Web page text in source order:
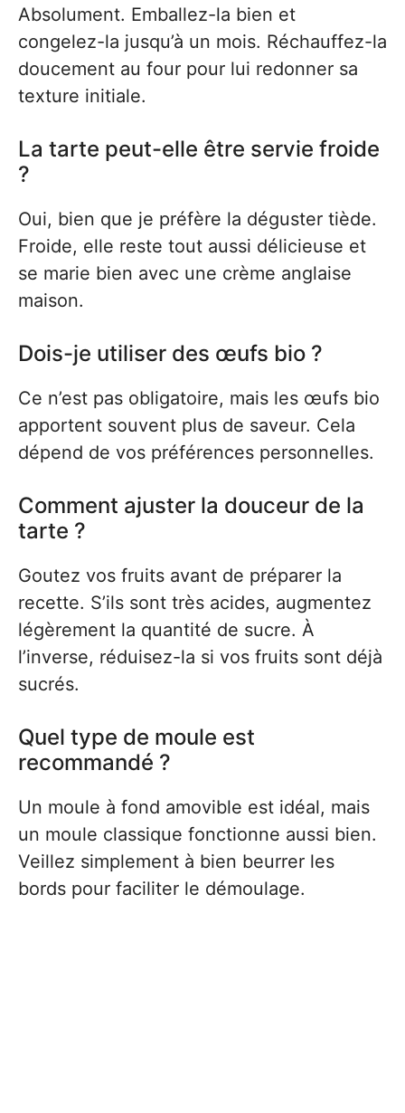
Absolument. Emballez-la bien et
congelez-la jusqu’à un mois. Réchauffez-la
doucement au four pour lui redonner sa
texture initiale.
La tarte peut-elle être servie froide
?
Oui, bien que je préfère la déguster tiède.
Froide, elle reste tout aussi délicieuse et
se marie bien avec une crème anglaise
maison.
Dois-je utiliser des œufs bio ?
Ce n’est pas obligatoire, mais les œufs bio
apportent souvent plus de saveur. Cela
dépend de vos préférences personnelles.
Comment ajuster la douceur de la
tarte ?
Goutez vos fruits avant de préparer la
recette. S’ils sont très acides, augmentez
légèrement la quantité de sucre. À
l’inverse, réduisez-la si vos fruits sont déjà
sucrés.
Quel type de moule est
recommandé ?
Un moule à fond amovible est idéal, mais
un moule classique fonctionne aussi bien.
Veillez simplement à bien beurrer les
bords pour faciliter le démoulage.